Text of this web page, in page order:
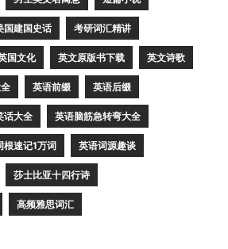
国建国史话 考研词汇精讲
国文化 英文原版书下载 英文诗歌
英语前缀 英语后缀
话大全 英语脑筋急转弯大全
根速记1万词 英语词源趣谈
莎士比亚十四行诗
高频雅思词汇